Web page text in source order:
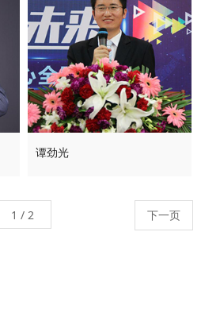
谭劲光
下一页